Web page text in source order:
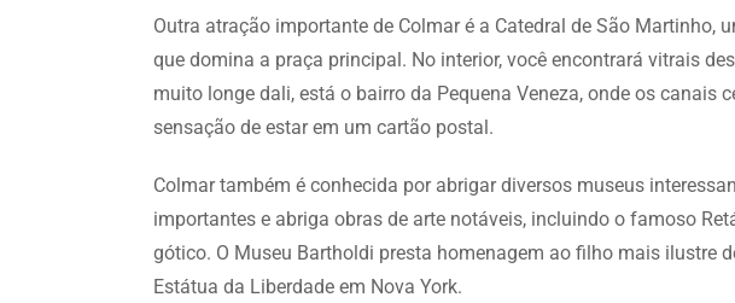
Outra atração importante de Colmar é a Catedral de São Martinho,
que domina a praça principal. No interior, você encontrará vitrais
muito longe dali, está o bairro da Pequena Veneza, onde os canais
sensação de estar em um cartão postal.
Colmar também é conhecida por abrigar diversos museus
importantes e abriga obras de arte notáveis, incluindo o famoso
gótico. O Museu Bartholdi presta homenagem ao filho mais ilustre
Estátua da Liberdade em Nova York.